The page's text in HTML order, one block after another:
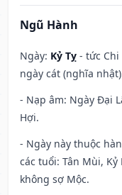
Ngũ Hành
Ngày: Kỷ Tỵ - tức Chi
ngày cát (nghĩa
- Nạp âm: Ngày Đại
Hợi.
- Ngày này thuộc
các tuổi: Tân Mùi,
không sợ Mộc.